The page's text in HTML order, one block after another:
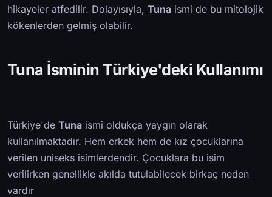
hikayeler atfedilir. Dolayısıyla, Tuna ismi de bu mitolojik
kökenlerden gelmiş olabilir.
Tuna İsminin Türkiye'deki Kullanımı
Türkiye'de Tuna ismi oldukça yaygın olarak
kullanılmaktadır. Hem erkek hem de kız çocuklarına
verilen uniseks isimlerdendir. Çocuklara bu isim
verilirken genellikle akılda tutulabilecek birkaç neden
vardır